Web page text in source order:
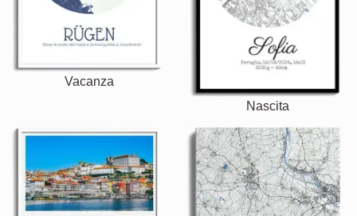
Vacanza
Nascita